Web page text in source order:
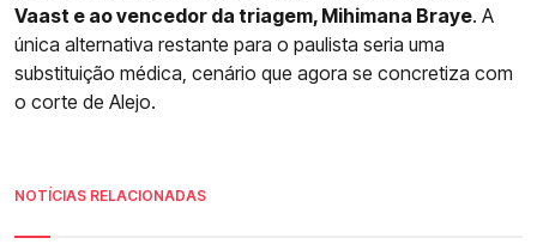
Vaast e ao vencedor da triagem, Mihimana Braye. A
única alternativa restante para o paulista seria uma
substituição médica, cenário que agora se concretiza com
o corte de Alejo.
NOTÍCIAS RELACIONADAS